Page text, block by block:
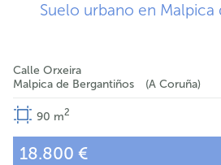
Suelo urbano en Malpica
Calle Orxeira
Malpica de Bergantiños
A Coruña
90 m2
18.800 €